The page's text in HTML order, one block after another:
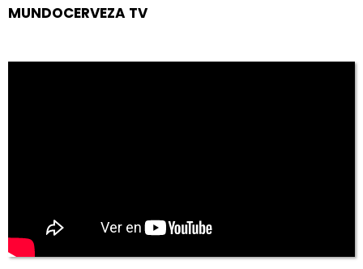
MUNDOCERVEZA TV